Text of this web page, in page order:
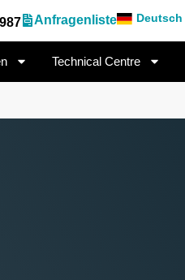
Anfragenliste Deutsch
Technical Centre